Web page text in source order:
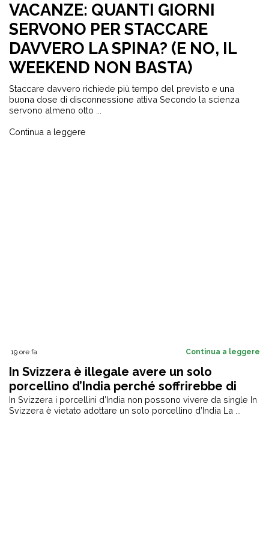
VACANZE: QUANTI GIORNI
SERVONO PER STACCARE
DAVVERO LA SPINA? (E NO, IL
WEEKEND NON BASTA)
Staccare davvero richiede più tempo del previsto e una
buona dose di disconnessione attiva Secondo la scienza
servono almeno otto ...
Continua a leggere
19 ore fa Continua a leggere
In Svizzera è illegale avere un solo
porcellino d’India perché soffrirebbe di
solitudine
In Svizzera i porcellini d’India non possono vivere da single In
Svizzera è vietato adottare un solo porcellino d’India La ...